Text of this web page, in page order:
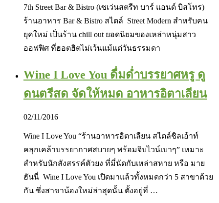
7th Street Bar & Bistro (เซเว่นสตรีท บาร์ แอนด์ บิสโทร)
ร้านอาหาร Bar & Bistro สไตล์ Street Modern สำหรับคน
ยุคใหม่ เป็นร้าน chill out ยอดนิยมของเหล่าหนุ่มสาว
ออฟฟิศ ที่ฮอตฮิตไม่เว้นแม้แต่วันธรรมดา
Wine I Love You ดื่มด่ำบรรยาศหรู ดู
ดนตรีสด จัดให้หมด อาหารอิตาเลียน
02/11/2016
Wine I Love You “ร้านอาหารอิตาเลียน สไตล์ชิลเอ้าท์
คลุกเคล้าบรรยากาศสบายๆ พร้อมจิบไวน์เบาๆ” เหมาะ
สำหรับนักสังสรรค์ตัวยง ที่มี่นัดกับเหล่าสหาย หรือ มาย
ฮันนี่ Wine I Love You เปิดมาแล้วทั้งหมดกว่า 5 สาขาด้วย
กัน ซึ่งสาขาน้องใหม่ล่าสุดนั้น ตั้งอยู่ที่ …